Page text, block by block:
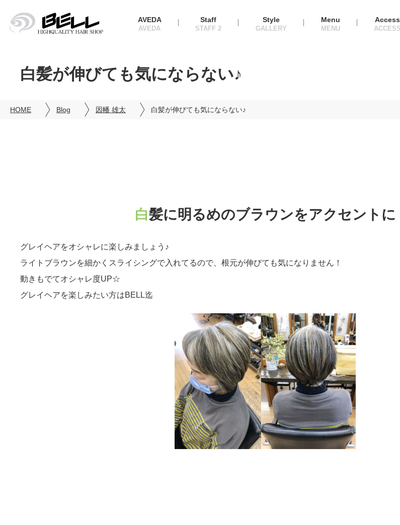
AVEDA Staff Style Menu Access
白髪が伸びても気にならない♪
HOME Blog 因幡 雄太 白髪が伸びても気にならない♪
白髪に明るめのブラウンをアクセントに
グレイヘアをオシャレに楽しみましょう♪
ライトブラウンを細かくスライシングで入れてるので、根元が伸びても気になりません！
動きもでてオシャレ度UP☆
グレイヘアを楽しみたい方はBELL迄